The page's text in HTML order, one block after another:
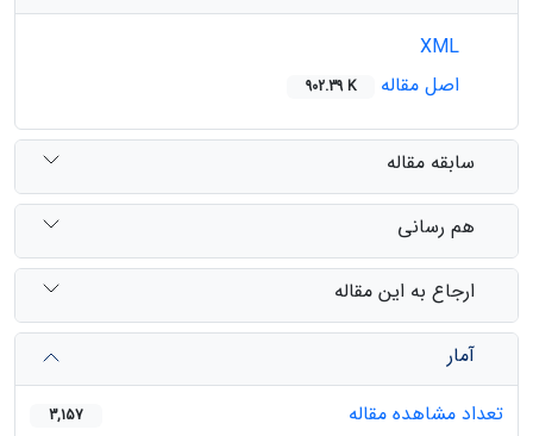
اصل مقاله
902.39 K
سابقه مقاله
هم رسانی
ارجاع به این مقاله
آمار
تعداد مشاهده مقاله
3,157